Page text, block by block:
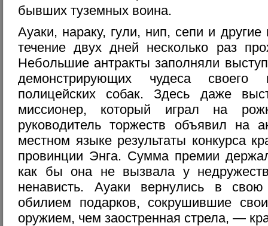
бывших туземных воина.
Ауаки, нараку, гули, нип, сепи и
течение двух дней несколько раз
Небольшие антракты заполняли
демонстрирующих чудеса своего
полицейских собак. Здесь даже
миссионер, который играл на
руководитель торжеств объявил на
местном языке результаты конкурса
провинции Энга. Сумма премии
как бы она не вызвала у
ненависть. Ауаки вернулись в
обилием подарков, сокрушившие
оружием, чем заостренная стрела, —